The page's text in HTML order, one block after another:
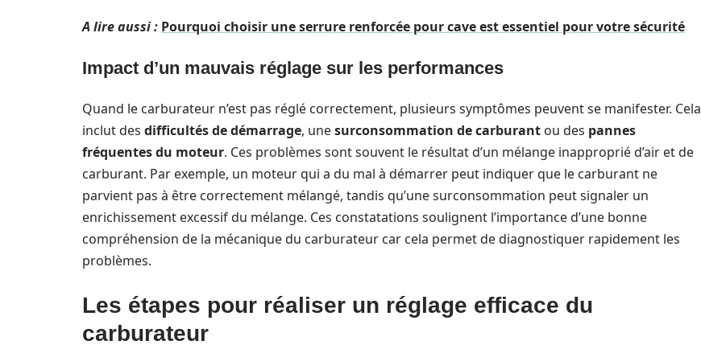
A lire aussi : Pourquoi choisir une serrure renforcée pour cave est essentiel pour votre sécurité
Impact d’un mauvais réglage sur les performances
Quand le carburateur n’est pas réglé correctement, plusieurs symptômes peuvent se manifester. Cela
inclut des difficultés de démarrage, unesurconsommation de carburant ou des pannes
fréquentes du moteur. Ces problèmes sont souvent le résultat d’un mélange inapproprié d’air et de
carburant. Par exemple, un moteur qui a du mal à démarrer peut indiquer que le carburant ne
parvient pas à être correctement mélangé, tandis qu’une surconsommation peut signaler un
enrichissement excessif du mélange. Ces constatations soulignent l’importance d’une bonne
compréhension de la mécanique du carburateur car cela permet de diagnostiquer rapidement les
problèmes.
Les étapes pour réaliser un réglage efficace du
carburateur